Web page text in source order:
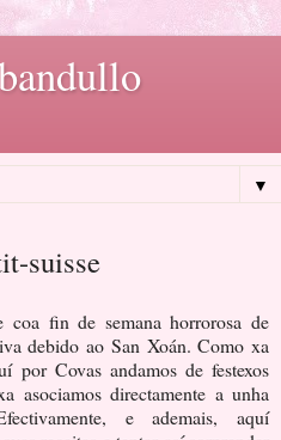
▼
suisse
coa fin de semana horrorosa de
debido ao San Xoán. Como xa
por Covas andamos de festexos
asociamos directamente a unha
e ademais, aquí